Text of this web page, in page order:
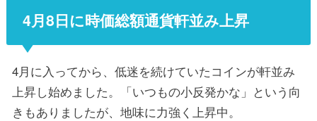
4月8日に時価総額通貨軒並み上昇
4月に入ってから、低迷を続けていたコインが軒並み
上昇し始めました。「いつもの小反発かな」という向
きもありましたが、地味に力強く上昇中。